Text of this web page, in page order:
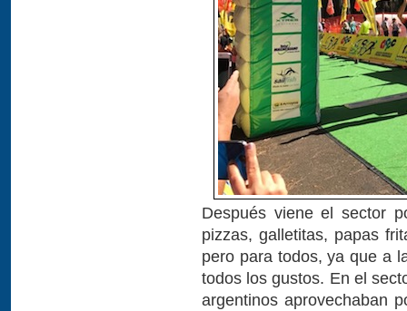
Después viene el sector
pizzas, galletitas, papas
pero para todos, ya que a
todos los gustos. En el
argentinos aprovechaban